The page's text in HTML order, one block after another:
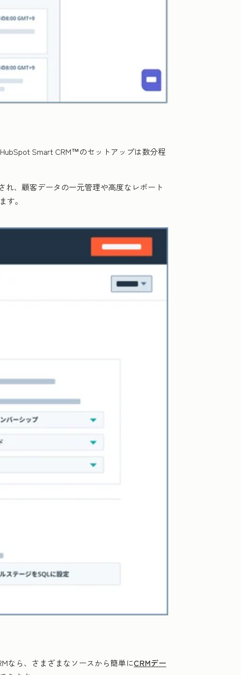
Smart CRM™のセットアップは数分程
れ、顧客データの一元管理や高度なレポート
。
なら、さまざまなソースから簡単にCRMデー